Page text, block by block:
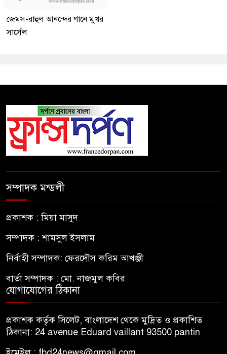
জেমস-রাহুল আনন্দের গানে মুখর
সার্সেল
সম্পাদক মন্ডলী
প্রকাশক : মিয়া মাসুদ
সম্পাদক : শামসুল ইসলাম
নির্বাহী সম্পাদক: ফেরদৌস করিম আখঞ্জী
বার্তা সম্পাদক : মো. নাজমুল কবির
যোগাযোগের ঠিকানা
প্রকাশক কর্তৃক সিলেট, বাংলাদেশ থেকে মুদ্রিত ও প্রকাশিত
ঠিকানা: 24 avenue Eduard vaillant 93500 pantin